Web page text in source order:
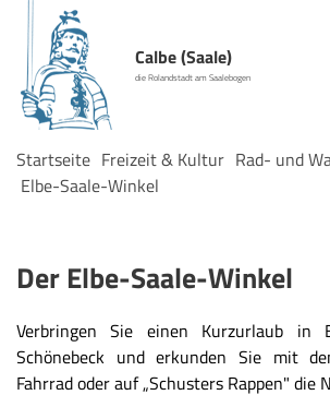
Calbe (Saale)
die Rolandstadt am Saalebogen
Startseite Freizeit & Kultur Rad- und
Elbe-Saale-Winkel
Der Elbe-Saale-Winkel
Verbringen Sie einen Kurzurlaub in
Schönebeck und erkunden Sie mit
Fahrrad oder auf „Schusters Rappen" die